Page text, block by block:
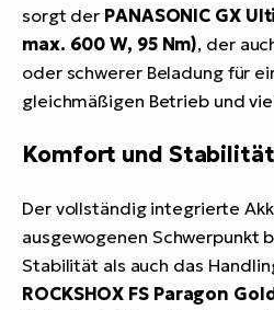
sorgt der PANASONIC GX
max. 600 W, 95 Nm), der
oder schwerer Beladung für
gleichmäßigen Betrieb und
Komfort und Stabilität
Der vollständig integrierte
ausgewogenen Schwerpunkt
Stabilität als auch das
ROCKSHOX FS Paragon